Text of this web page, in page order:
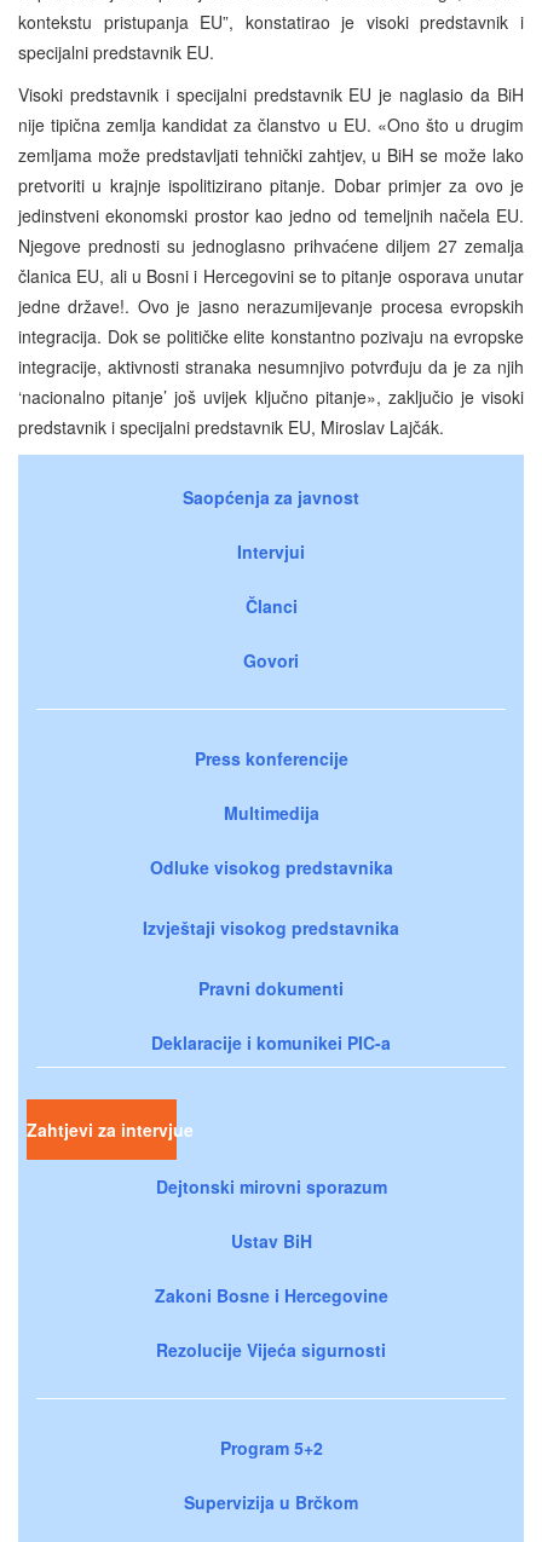
kontekstu pristupanja EU”, konstatirao je visoki predstavnik i
specijalni predstavnik EU.
Visoki predstavnik i specijalni predstavnik EU je naglasio da BiH
nije tipična zemlja kandidat za članstvo u EU. «Ono što u drugim
zemljama može predstavljati tehnički zahtjev, u BiH se može lako
pretvoriti u krajnje ispolitizirano pitanje. Dobar primjer za ovo je
jedinstveni ekonomski prostor kao jedno od temeljnih načela EU.
Njegove prednosti su jednoglasno prihvaćene diljem 27 zemalja
članica EU, ali u Bosni i Hercegovini se to pitanje osporava unutar
jedne države!. Ovo je jasno nerazumijevanje procesa evropskih
integracija. Dok se političke elite konstantno pozivaju na evropske
integracije, aktivnosti stranaka nesumnjivo potvrđuju da je za njih
‘nacionalno pitanje’ još uvijek ključno pitanje», zaključio je visoki
predstavnik i specijalni predstavnik EU, Miroslav Lajčák.
Saopćenja za javnost
Intervjui
Članci
Govori
Press konferencije
Multimedija
Odluke visokog predstavnika
Izvještaji visokog predstavnika
Pravni dokumenti
Deklaracije i komunikei PIC-a
Zahtjevi za intervjue
Dejtonski mirovni sporazum
Ustav BiH
Zakoni Bosne i Hercegovine
Rezolucije Vijeća sigurnosti
Program 5+2
Supervizija u Brčkom